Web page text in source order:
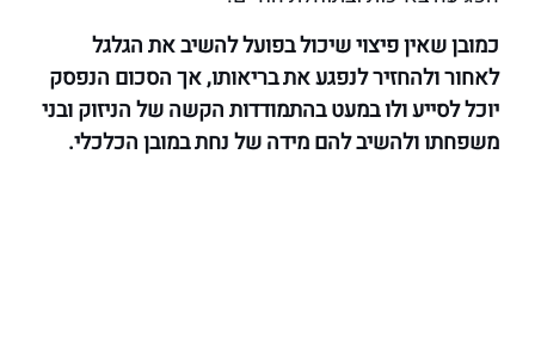
כמובן שאין פיצוי שיכול בפועל להשיב את הגלגל
לאחור ולהחזיר לנפגע את בריאותו, אך הסכום הנפסק
יוכל לסייע ולו במעט בהתמודדות הקשה של הניזוק ובני
משפחתו ולהשיב להם מידה של נחת במובן הכלכלי.